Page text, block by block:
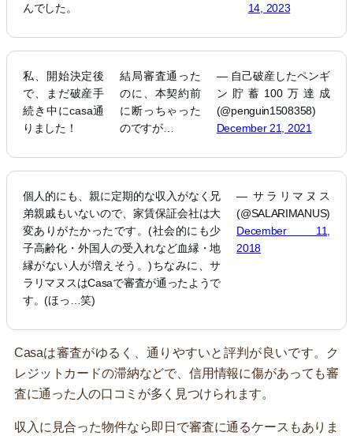
んでした。 14, 2023
私、開始決定後
で、まだ破産手
続き中にcasa通
りました！
結局審査通った
のに、本契約前
に断っちゃった
のですが…
— 自己破産したペンギ
ン貯蓄100万達成
(@penguin1508358)
December 21, 2021
個人的にも、親に定期的な収入がなく兄
弟親戚もいないので、家賃保証会社は大
変ありがたかったです。(社会的にも少
子高齢化・外国人の受入れなど血縁・地
縁がない人が増えそう。)ちなみに、サ
ラリマヌスはCasaで審査が通ったようで
す。(ほっ…笑)
— サラリマヌス
(@SALARIMANUS)
December 11,
2018
Casaは審査がゆるく、通りやすいと評判が良いです。ク
レジットカードの滞納などで、信用情報に傷があっても審
査に通った人の口コミが多く見つけられます。
収入に見合った物件なら即日で審査に通るケースもありま